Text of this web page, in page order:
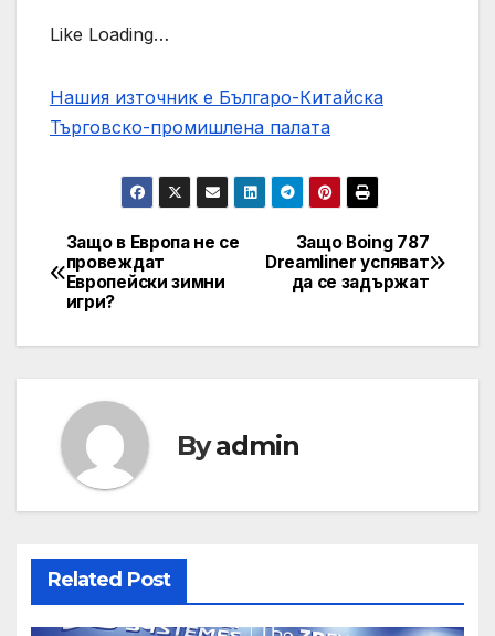
Like Loading…
Нашия източник е Българо-Китайска
Търговско-промишлена палaта
Post
navigation
Защо Boing 787
Dreamliner успяват
да се задържат
Защо в Европа не се
провеждат
Европейски зимни
игри?
Byadmin
Related Post